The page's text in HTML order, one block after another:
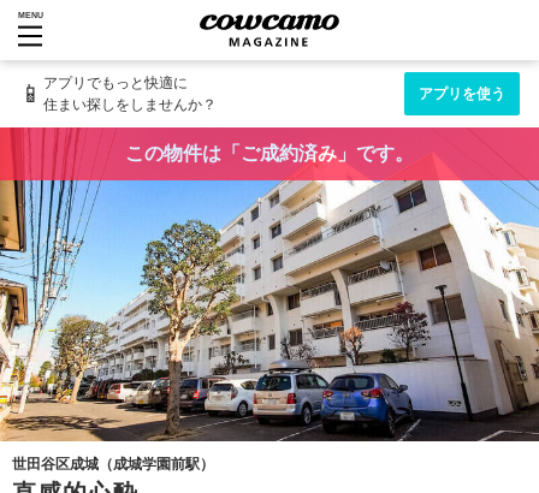
MENU
📱 アプリでもっと快適に
住まい探しをしませんか？
アプリを使う
この物件は「ご成約済み」です。
世田谷区成城（成城学園前駅）